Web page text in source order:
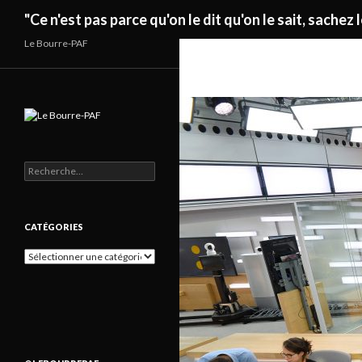
"Ce n'est pas parce qu'on le dit qu'on le sait, sachez
Le Bourre-PAF
Rechercher :
CATÉGORIES
Catégories